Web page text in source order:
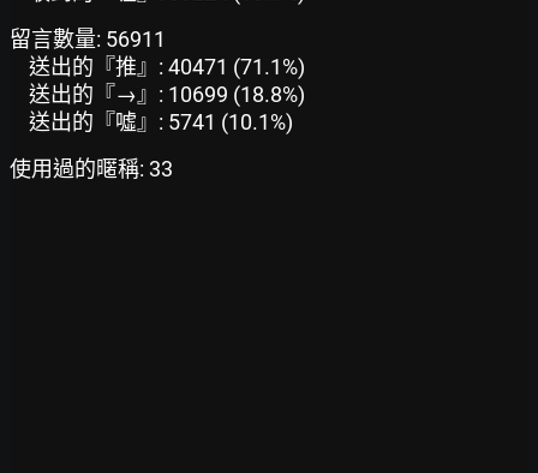
留言數量: 56911
送出的『推』: 40471 (71.1%)
送出的『→』: 10699 (18.8%)
送出的『噓』: 5741 (10.1%)
使用過的暱稱: 33